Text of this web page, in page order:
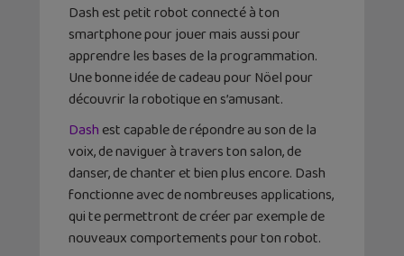
Dash est petit robot connecté à ton
smartphone pour jouer mais aussi pour
apprendre les bases de la programmation.
Une bonne idée de cadeau pour Nöel pour
découvrir la robotique en s’amusant.
Dash est capable de répondre au son de la
voix, de naviguer à travers ton salon, de
danser, de chanter et bien plus encore. Dash
fonctionne avec de nombreuses applications,
qui te permettront de créer par exemple de
nouveaux comportements pour ton robot.